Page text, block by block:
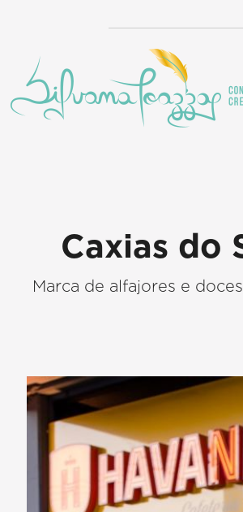
Caxias do
Marca de alfajores e